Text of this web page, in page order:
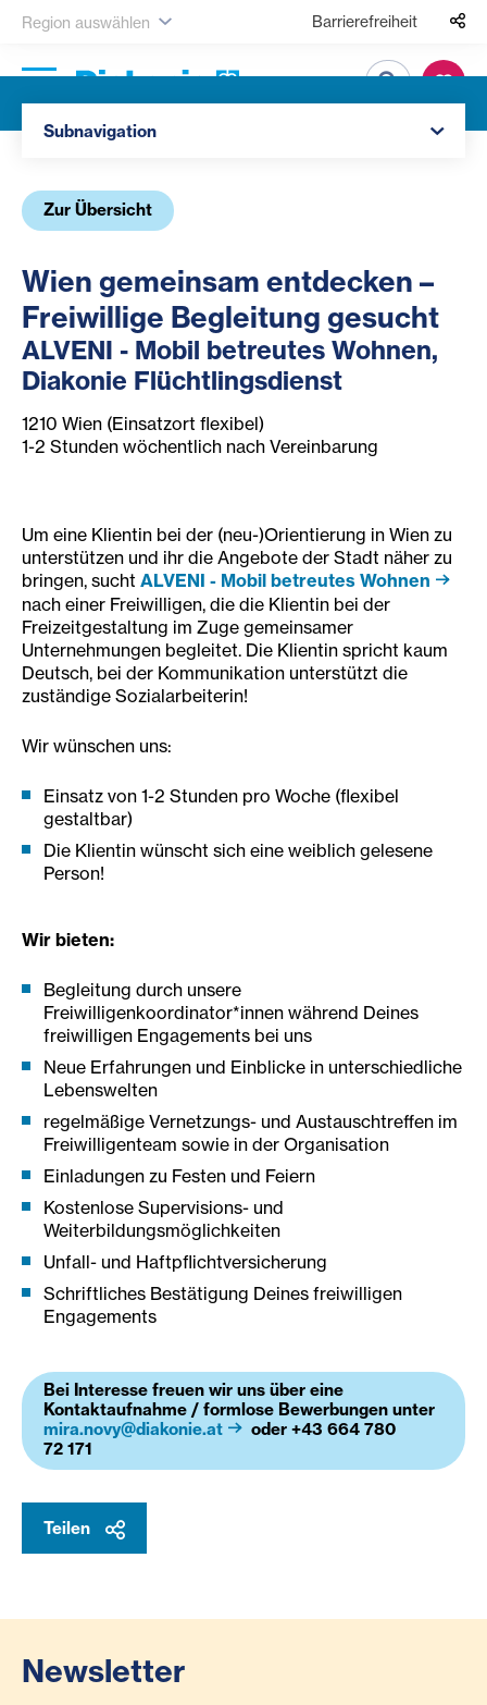
Region auswählen Barrierefreiheit
Subnavigation
Zur Übersicht
Wien gemeinsam entdecken –
Freiwillige Begleitung gesucht
ALVENI - Mobil betreutes Wohnen,
Diakonie Flüchtlingsdienst
1210 Wien (Einsatzort flexibel)
1-2 Stunden wöchentlich nach Vereinbarung
Um eine Klientin bei der (neu-)Orientierung in Wien zu
unterstützen und ihr die Angebote der Stadt näher zu
bringen, sucht ALVENI - Mobil betreutes Wohnen
nach einer Freiwilligen, die die Klientin bei der
Freizeitgestaltung im Zuge gemeinsamer
Unternehmungen begleitet. Die Klientin spricht kaum
Deutsch, bei der Kommunikation unterstützt die
zuständige Sozialarbeiterin!
Wir wünschen uns:
Einsatz von 1-2 Stunden pro Woche (flexibel
gestaltbar)
Die Klientin wünscht sich eine weiblich gelesene
Person!
Wir bieten:
Begleitung durch unsere
Freiwilligenkoordinator*innen während Deines
freiwilligen Engagements bei uns
Neue Erfahrungen und Einblicke in unterschiedliche
Lebenswelten
regelmäßige Vernetzungs- und Austauschtreffen im
Freiwilligenteam sowie in der Organisation
Einladungen zu Festen und Feiern
Kostenlose Supervisions- und
Weiterbildungsmöglichkeiten
Unfall- und Haftpflichtversicherung
Schriftliches Bestätigung Deines freiwilligen
Engagements
Bei Interesse freuen wir uns über eine
Kontaktaufnahme / formlose Bewerbungen unter
mira.novy@diakonie.at
oder +43 664 780
72 171
Teilen
Newsletter